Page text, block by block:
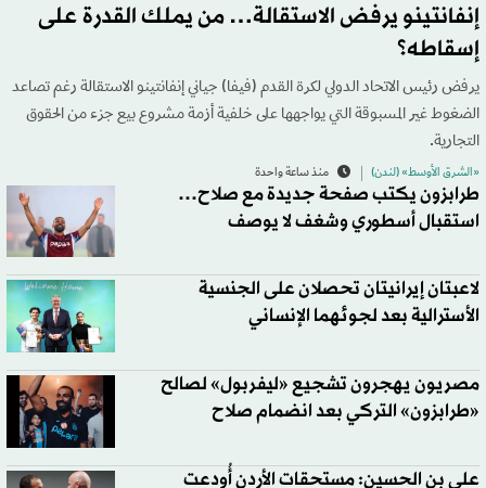
إنفانتينو يرفض الاستقالة… من يملك القدرة على
إسقاطه؟
يرفض رئيس الاتحاد الدولي لكرة القدم (فيفا) جياني إنفانتينو الاستقالة رغم تصاعد
الضغوط غير المسبوقة التي يواجهها على خلفية أزمة مشروع بيع جزء من الحقوق
التجارية.
«الشرق الأوسط» (لندن) منذ ساعة واحدة
طرابزون يكتب صفحة جديدة مع صلاح…
استقبال أسطوري وشغف لا يوصف
لاعبتان إيرانيتان تحصلان على الجنسية
الأسترالية بعد لجوئهما الإنساني
مصريون يهجرون تشجيع «ليفربول» لصالح
«طرابزون» التركي بعد انضمام صلاح
علي بن الحسين: مستحقات الأردن أُودعت